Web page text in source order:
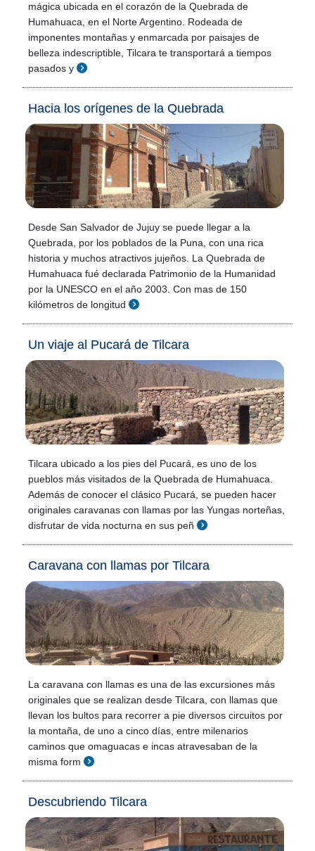
mágica ubicada en el corazón de la Quebrada de
Humahuaca, en el Norte Argentino. Rodeada de
imponentes montañas y enmarcada por paisajes de
belleza indescriptible, Tilcara te transportará a tiempos
pasados y
Hacia los orígenes de la Quebrada
Desde San Salvador de Jujuy se puede llegar a la
Quebrada, por los poblados de la Puna, con una rica
historia y muchos atractivos jujeños. La Quebrada de
Humahuaca fué declarada Patrimonio de la Humanidad
por la UNESCO en el año 2003. Con mas de 150
kilómetros de longitud
Un viaje al Pucará de Tilcara
Tilcara ubicado a los pies del Pucará, es uno de los
pueblos más visitados de la Quebrada de Humahuaca.
Además de conocer el clásico Pucará, se pueden hacer
originales caravanas con llamas por las Yungas norteñas,
disfrutar de vida nocturna en sus peñ
Caravana con llamas por Tilcara
La caravana con llamas es una de las excursiones más
originales que se realizan desde Tilcara, con llamas que
llevan los bultos para recorrer a pie diversos circuitos por
la montaña, de uno a cinco días, entre milenarios
caminos que omaguacas e incas atravesaban de la
misma form
Descubriendo Tilcara